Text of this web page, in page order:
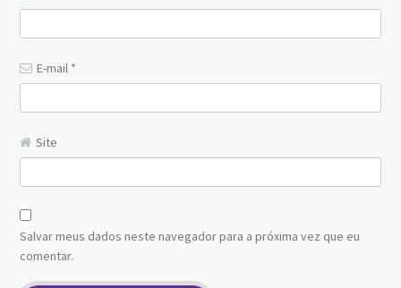
E-mail *
Site
Salvar meus dados neste navegador para a próxima vez que eu
comentar.